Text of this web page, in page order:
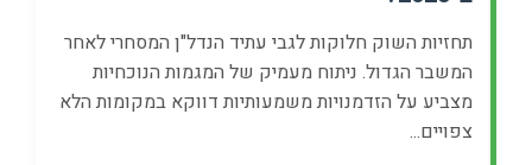
תחזיות השוק חלוקות לגבי עתיד הנדל"ן המסחרי לאחר
המשבר הגדול. ניתוח מעמיק של המגמות הנוכחיות
מצביע על הזדמנויות משמעותיות דווקא במקומות הלא
צפויים...